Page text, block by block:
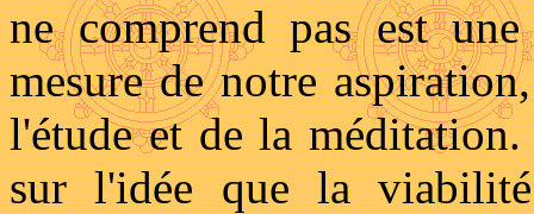
ne comprend pas est
mesure de notre
l'étude et de la
sur l'idée que la